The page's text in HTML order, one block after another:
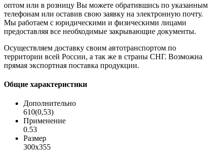
оптом или в розницу Вы можете обратившись по указанным
телефонам или оставив свою заявку на электронную почту.
Мы работаем с юридическими и физическими лицами
предоставляя все необходимые закрывающие документы.
Осуществляем доставку своим автотранспортом по
территории всей России, а так же в страны СНГ. Возможна
прямая экспортная поставка продукции.
Общие характеристики
Дополнительно
610(0,53)
Применение
0.53
Размер
300х355